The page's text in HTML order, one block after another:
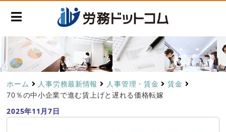
ホーム 人事労務最新情報 人事管理・賃金
賃金
70％の中小企業で進む賃上げと遅れる価格転嫁
2025年11月7日